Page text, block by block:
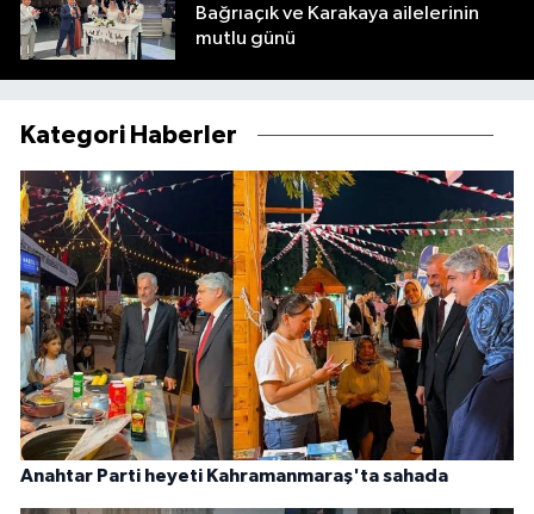
Bağrıaçık ve Karakaya ailelerinin
mutlu günü
Kategori Haberler
Anahtar Parti heyeti Kahramanmaraş'ta sahada